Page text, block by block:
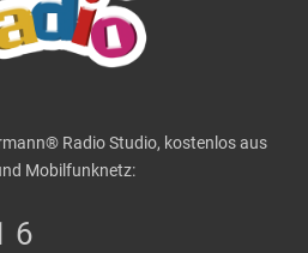
Radio Studio, kostenlos aus
Mobilfunknetz:
6